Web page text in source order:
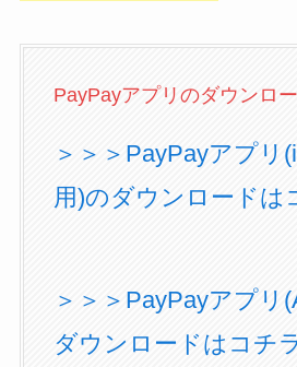
PayPayアプリのダウンロ
＞＞＞PayPayアプリ
用)のダウンロードは
＞＞＞PayPayアプリ
ダウンロードはコチ